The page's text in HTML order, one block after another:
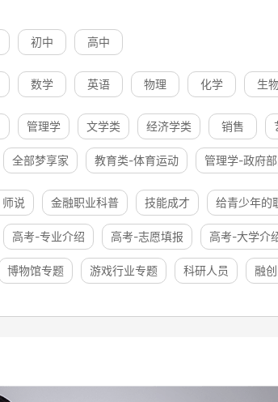
初中 高中
数学 英语 物理 化学 生
管理学 文学类 经济学类 销售
全部梦享家 教育类-体育运动 管理学-政府
师说 金融职业科普 技能成才 给青少年的
高考-专业介绍 高考-志愿填报 高考-大学介
博物馆专题 游戏行业专题 科研人员 融